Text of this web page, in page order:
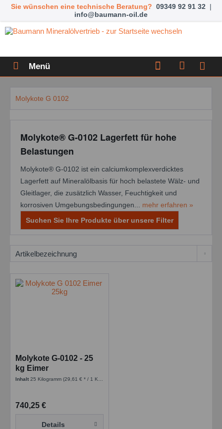
Sie wünschen eine technische Beratung? 09349 92 91 32 |
info@baumann-oil.de
Menü
Molykote G 0102
Molykote® G-0102 Lagerfett für hohe
Belastungen
Molykote® G-0102 ist ein calciumkomplexverdicktes
Lagerfett auf Mineralölbasis für hoch belastete Wälz- und
Gleitlager, die zusätzlich Wasser, Feuchtigkeit und
korrosiven Umgebungsbedingungen... mehr erfahren »
Suchen Sie Ihre Produkte über unsere Filter
Molykote G-0102 - 25
kg Eimer
Inhalt25 Kilogramm(29,61 € * / 1 Kilogramm)
740,25 €
Details